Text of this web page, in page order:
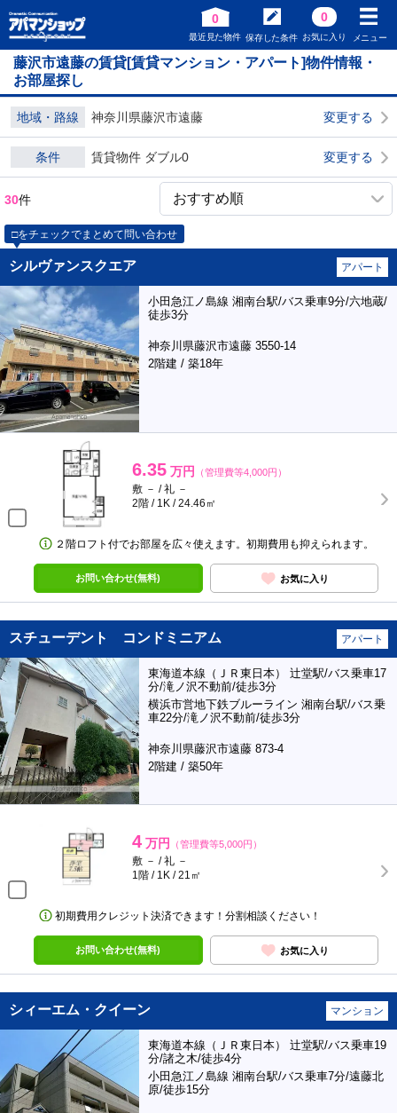
0
最近見た物件 保存した条件
0
お気に入り メニュー
藤沢市遠藤の賃貸[賃貸マンション・アパート]物件情報・
お部屋探し
地域・路線 神奈川県藤沢市遠藤 変更する
条件 賃貸物件 ダブル0 変更する
30件
□をチェックでまとめて問い合わせ
シルヴァンスクエア アパート
小田急江ノ島線 湘南台駅/バス乗車9分/六地蔵/
徒歩3分
神奈川県藤沢市遠藤 3550-14
2階建 / 築18年
6.35 万円 （管理費等4,000円）
敷 － / 礼 －
2階 / 1K / 24.46㎡
２階ロフト付でお部屋を広々使えます。初期費用も抑えられます。
お問い合わせ(無料) お気に入り
スチューデント コンドミニアム アパート
東海道本線（ＪＲ東日本） 辻堂駅/バス乗車17
分/滝ノ沢不動前/徒歩3分
横浜市営地下鉄ブルーライン 湘南台駅/バス乗
車22分/滝ノ沢不動前/徒歩3分
神奈川県藤沢市遠藤 873-4
2階建 / 築50年
4 万円 （管理費等5,000円）
敷 － / 礼 －
1階 / 1K / 21㎡
初期費用クレジット決済できます！分割相談ください！
お問い合わせ(無料) お気に入り
シィーエム・クイーン マンション
東海道本線（ＪＲ東日本） 辻堂駅/バス乗車19
分/諸之木/徒歩4分
小田急江ノ島線 湘南台駅/バス乗車7分/遠藤北
原/徒歩15分